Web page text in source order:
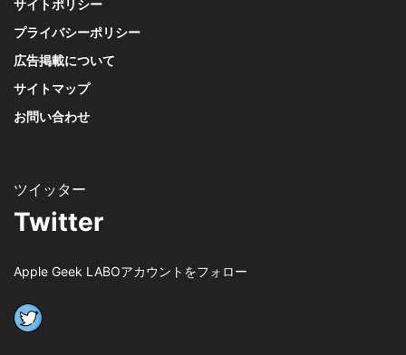
サイトポリシー
プライバシーポリシー
広告掲載について
サイトマップ
お問い合わせ
Twitter
Apple Geek LABOアカウントをフォロー